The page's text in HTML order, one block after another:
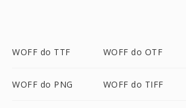
WOFF do TTF WOFF do OTF
WOFF do PNG WOFF do TIFF